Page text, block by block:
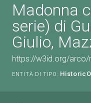
Madonna
serie) di
Giulio,
https://w3id.org/
ENTITÀ DI TIPO: